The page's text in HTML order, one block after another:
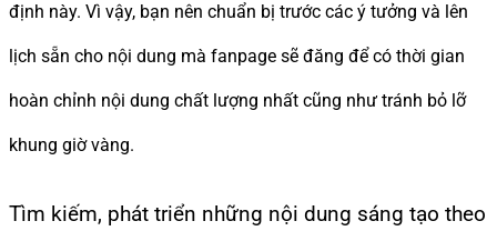
định này. Vì vậy, bạn nên chuẩn bị trước các ý tưởng và lên
lịch sẵn cho nội dung mà fanpage sẽ đăng để có thời gian
hoàn chỉnh nội dung chất lượng nhất cũng như tránh bỏ lỡ
khung giờ vàng.
Tìm kiếm, phát triển những nội dung sáng tạo theo